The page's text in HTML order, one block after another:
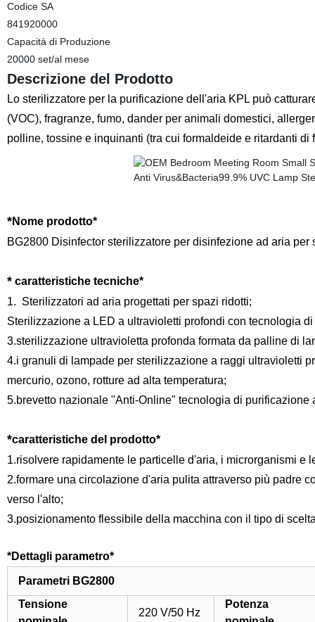
Codice SA
841920000
Capacità di Produzione
20000 set/al mese
Descrizione del Prodotto
Lo sterilizzatore per la purificazione dell'aria KPL può
(VOC), fragranze, fumo, dander per animali domestici,
polline, tossine e inquinanti (tra cui formaldeide e ritardanti di
*Nome prodotto*
BG2800 Disinfector sterilizzatore per disinfezione ad aria per
*caratteristiche tecniche*
1. Sterilizzatori ad aria progettati per spazi ridotti;
Sterilizzazione a LED a ultravioletti profondi con tecnologia
3.sterilizzazione ultravioletta profonda formata da palline di
4.i granuli di lampade per sterilizzazione a raggi ultravioletti
mercurio, ozono, rotture ad alta temperatura;
5.brevetto nazionale "Anti-Online" tecnologia di
*caratteristiche del prodotto*
1.risolvere rapidamente le particelle d'aria, i microrganismi e
2.formare una circolazione d'aria pulita attraverso più padre
verso l'alto;
3.posizionamento flessibile della macchina con il tipo di
*Dettagli parametro*
Parametri BG2800
Tensione
220 V/50 Hz
Potenza